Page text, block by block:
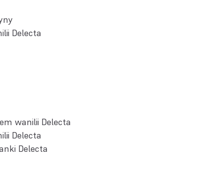
Delecta
wanilii Delecta
Delecta
Delecta